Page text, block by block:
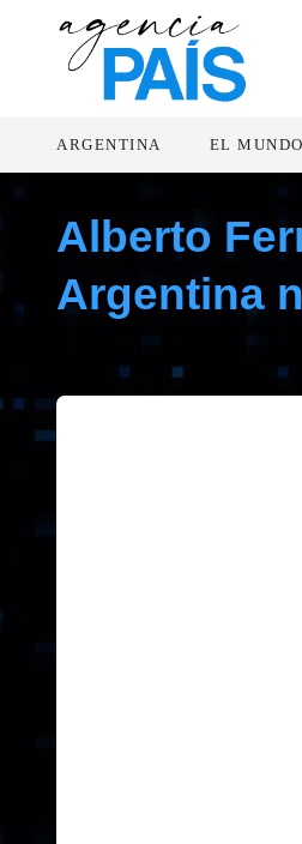
ARGENTINA EL MUNDO
Alberto
Argentina